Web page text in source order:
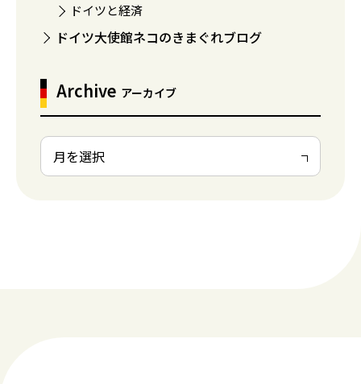
ドイツと経済
ドイツ大使館ネコのきまぐれブログ
Archive アーカイブ